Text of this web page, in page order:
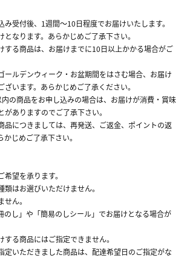
受付後、1週間～10日程度でお届けいたします。
となります。あらかじめご了承下さい。
る商品は、お届けまでに10日以上かかる場合がご
ルデンウィーク・お盆期間をはさむ場合、お届け
います。あらかじめご了承ください。
の商品をお申し込みの場合は、お届けが消費・賞味
ありますのでご了承下さい。
につきましては、再発送、ご返金、ポイントの返
じめご了承下さい。
望を承ります。
はお選びいただけません。
ん。
し」や「簡易のしシール」でお届けとなる場合が
る商品にはご指定できません。
いただきました商品は、配達希望日のご指定がな